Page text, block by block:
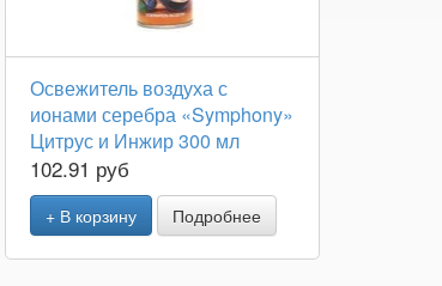
Освежитель воздуха с
ионами серебра «Symphony»
Цитрус и Инжир 300 мл
102.91 руб
+ В корзину Подробнее